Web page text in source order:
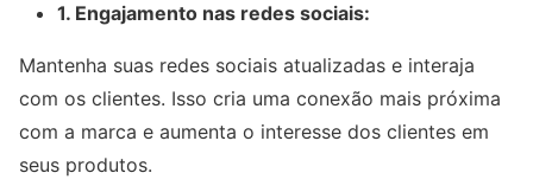
1. Engajamento nas redes sociais:
Mantenha suas redes sociais atualizadas e interaja
com os clientes. Isso cria uma conexão mais próxima
com a marca e aumenta o interesse dos clientes em
seus produtos.